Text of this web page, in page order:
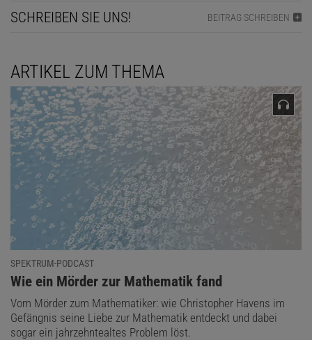
SCHREIBEN SIE UNS! BEITRAG SCHREIBEN
ARTIKEL ZUM THEMA
SPEKTRUM-PODCAST
:
Wie ein Mörder zur Mathematik fand
Vom Mörder zum Mathematiker: wie Christopher Havens im
Gefängnis seine Liebe zur Mathematik entdeckt und dabei
sogar ein jahrzehntealtes Problem löst.